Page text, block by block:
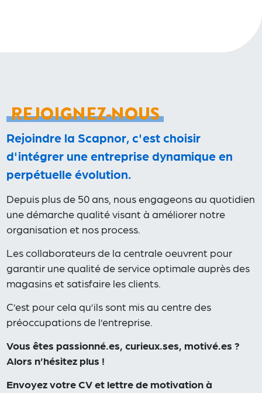
REJOIGNEZ-NOUS
Rejoindre la Scapnor, c'est choisir
d'intégrer une entreprise dynamique en
perpétuelle évolution.
Depuis plus de 50 ans, nous engageons au quotidien
une démarche qualité visant à améliorer notre
organisation et nos process.
Les collaborateurs de la centrale oeuvrent pour
garantir une qualité de service optimale auprès des
magasins et satisfaire les clients.
C’est pour cela qu’ils sont mis au centre des
préoccupations de l’entreprise.
Vous êtes passionné.es, curieux.ses, motivé.es ?
Alors n’hésitez plus !
Envoyez votre CV et lettre de motivation à